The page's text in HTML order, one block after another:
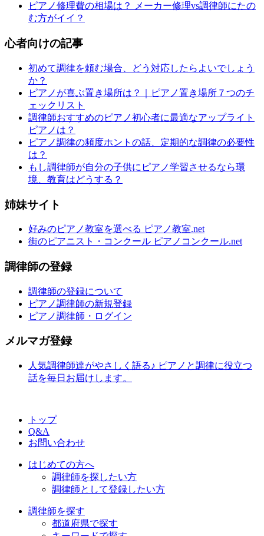
ピアノ修理費の相場は？ メーカー修理vs調律師にたの
む方がイイ？
心者向けの記事
初めて調律を頼む場合、どう対応したらよいでしょう
か？
ピアノが喜ぶ置き場所は？｜ピアノ置き場所７つのチ
ェックリスト
調律師おすすめのピアノ初心者に最適なアップライト
ピアノは？
ピアノ調律の頻度ホントの話、定期的な調律の必要性
は？
もし調律師が自分の子供にピアノ学習させるなら環
境、教育はどうする？
姉妹サイト
好みのピアノ教室を選べる ピアノ教室.net
街のピアニスト・コンクール ピアノコンクール.net
調律師の登録
調律師の登録について
ピアノ調律師の新規登録
ピアノ調律師・ログイン
メルマガ登録
人気調律師達がやさしく語る♪ ピアノと調律に役立つ
話を毎日お届けします。
トップ
Q&A
お問い合わせ
はじめての方へ
調律師を探したい方
調律師として登録したい方
調律師を探す
都道府県で探す